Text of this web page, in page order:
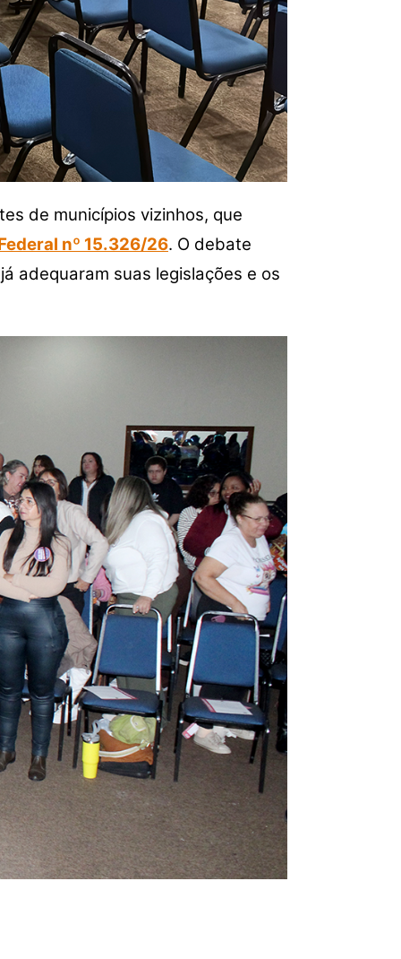
de municípios vizinhos, que
nº 15.326/26. O debate
adequaram suas legislações e os